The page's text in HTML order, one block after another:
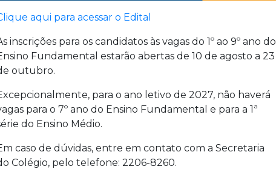
aqui para acessar o Edital
inscrições para os candidatos às vagas do 1º ao 9º ano do
Fundamental estarão abertas de 10 de agosto a 23
outubro.
para o ano letivo de 2027, não haverá
para o 7º ano do Ensino Fundamental e para a 1ª
do Ensino Médio.
caso de dúvidas, entre em contato com a Secretaria
Colégio, pelo telefone: 2206-8260.